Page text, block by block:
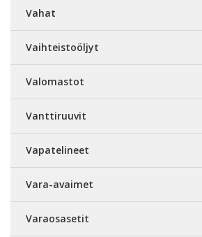
Vahat
Vaihteistoöljyt
Valomastot
Vanttiruuvit
Vapatelineet
Vara-avaimet
Varaosasetit